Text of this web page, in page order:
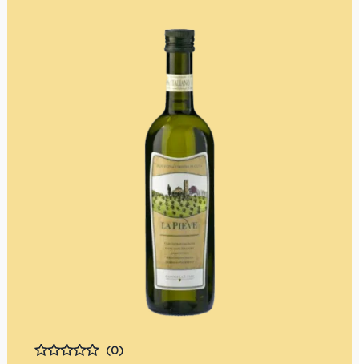
Mengenrabatt: erhalte beim Kauf von 3 nativen
Olivenölen Extra 12% Rabatt pro Artikel
(0)